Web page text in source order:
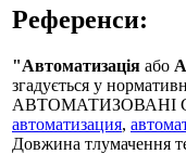
Референси:
"Автоматизація або
згадується у
АВТОМАТИЗОВАНІ
автоматизация,
Довжина тлумачення